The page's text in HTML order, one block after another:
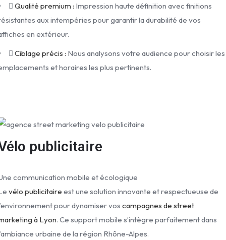
Qualité premium : Impression haute définition avec finitions
aux intempéries pour garantir la durabilité de vos
en extérieur.
Ciblage précis : Nous analysons votre audience pour choisir les
et horaires les plus pertinents.
publicitaire
communication mobile et écologique
vélo publicitaire est une solution innovante et respectueuse de
pour dynamiser voscampagnes de street
à Lyon. Ce support mobile s’intègre parfaitement dans
urbaine de la région Rhône-Alpes.